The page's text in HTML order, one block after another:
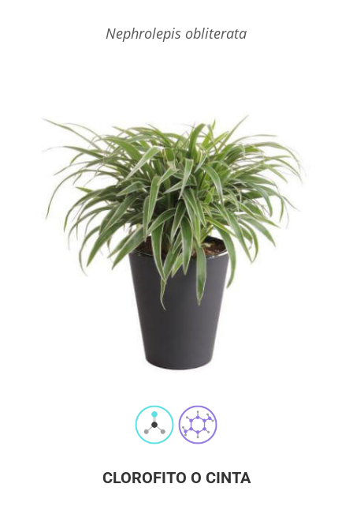
Nephrolepis obliterata
CLOROFITO O CINTA